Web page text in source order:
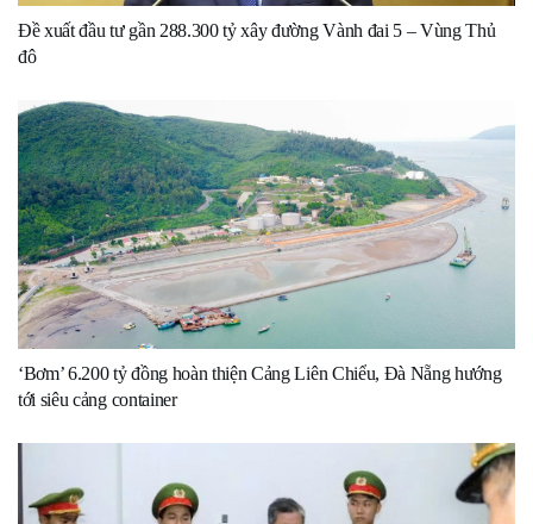
Đề xuất đầu tư gần 288.300 tỷ xây đường Vành đai 5 – Vùng Thủ
đô
‘Bơm’ 6.200 tỷ đồng hoàn thiện Cảng Liên Chiểu, Đà Nẵng hướng
tới siêu cảng container